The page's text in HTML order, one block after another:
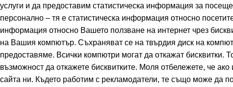
услуги и да предоставим статистическа информация за
персонално – тя е статистическа информация относно
информация относно Вашето ползване на интернет чрез
на Вашия компютър. Съхраняват се на твърдия диск на
предоставяме. Всички компютри могат да откажат бисквитки.
възможност да откажете бисквитките. Моля отбележете, че
сайта ни. Където работим с рекламодатели, те също може да